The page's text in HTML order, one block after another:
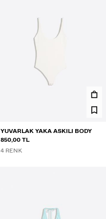
YUVARLAK YAKA ASKILI BODY
850,00 TL
4 RENK